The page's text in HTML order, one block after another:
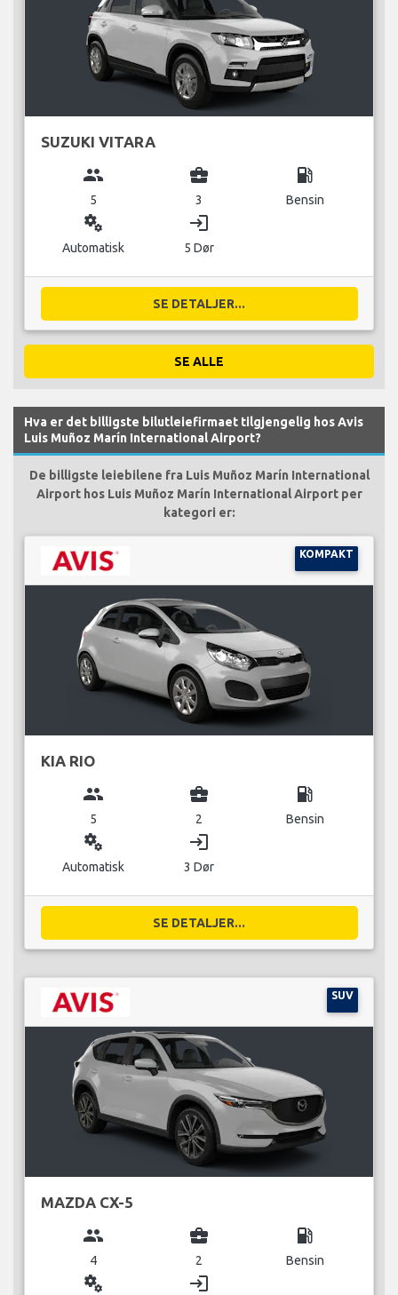
SUZUKI VITARA
group
5
business_center
3
local_gas_station
Bensin
miscellaneous_services
Automatisk
login
5 Dør
SE DETALJER...
SE ALLE
Hva er det billigste bilutleiefirmaet tilgjengelig hos Avis
Luis Muñoz Marín International Airport?
De billigste leiebilene fra Luis Muñoz Marín International
Airport hos Luis Muñoz Marín International Airport per
kategori er:
KOMPAKT
KIA RIO
group
5
business_center
2
local_gas_station
Bensin
miscellaneous_services
Automatisk
login
3 Dør
SE DETALJER...
SUV
MAZDA CX-5
group
4
business_center
2
local_gas_station
Bensin
miscellaneous_services login